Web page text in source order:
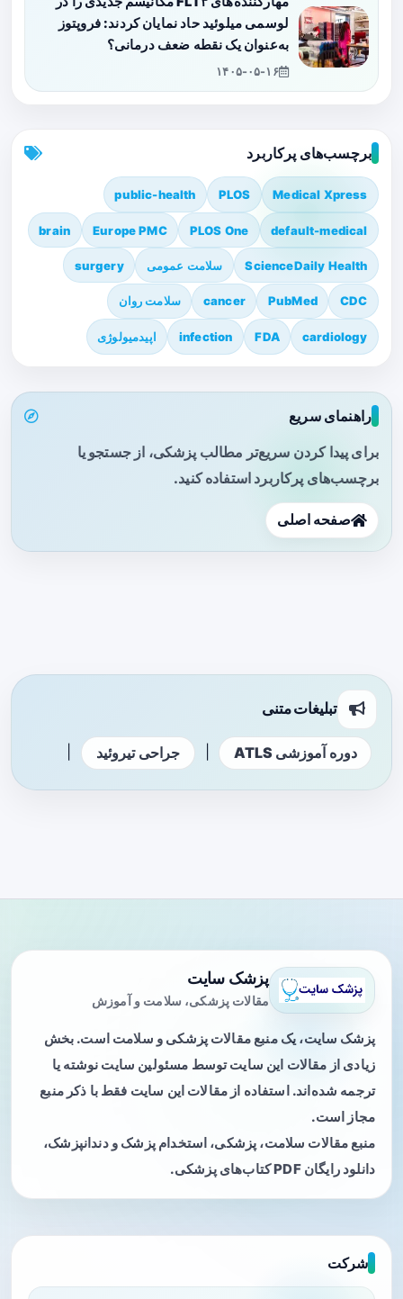
لوسمی میلوئید حاد نمایان کردند: فروپتوز
به‌عنوان یک نقطه ضعف درمانی؟
۱۴۰۵-۰۵-۱۶
برچسب‌های پرکاربرد
Medical Xpress
PLOS
public-health
default-medical
PLOS One
Europe PMC
brain
ScienceDaily Health سلامت عمومی surgery
CDC
PubMed
cancer سلامت روان
cardiology
FDA
infection اپیدمیولوژی
راهنمای سریع
برای پیدا کردن سریع‌تر مطالب پزشکی، از جستجو یا
برچسب‌های پرکاربرد استفاده کنید.
صفحه اصلی
تبلیغات متنی
دوره آموزشی ATLS جراحی تیروئید
پزشک سایت
مقالات پزشکی، سلامت و آموزش
پزشک سایت، یک منبع مقالات پزشکی و سلامت است. بخش
زیادی از مقالات این سایت توسط مسئولین سایت نوشته یا
ترجمه شده‌اند. استفاده از مقالات این سایت فقط با ذکر منبع
مجاز است.
منبع مقالات سلامت، پزشکی، استخدام پزشک و دندانپزشک،
دانلود رایگان PDF کتاب‌های پزشکی.
شرکت